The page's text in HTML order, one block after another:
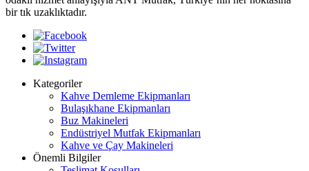
bir tık uzaklıktadır.
Kategoriler
Kahve Demleme Ekipmanları
Bulaşıkhane Ekipmanları
Buz Makineleri
Endüstriyel Mutfak Ekipmanları
Kahve ve Çay Makineleri
Önemli Bilgiler